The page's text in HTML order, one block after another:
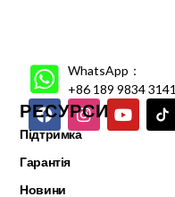
WhatsApp：
+86 189 9834 3141
РЕСУРСИ
Підтримка
Гарантія
Новини